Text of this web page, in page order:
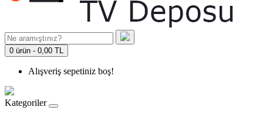
0 ürün - 0,00 TL
Alışveriş sepetiniz boş!
Kategoriler